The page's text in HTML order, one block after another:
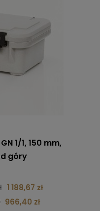
1/1, 150 mm,
góry
1 188,67 zł
966,40 zł